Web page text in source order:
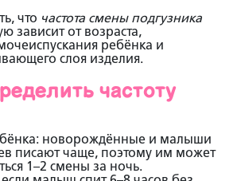
что частота смены подгузника
зависит от возраста,
ребёнка и
слоя изделия.
частоту
новорождённые и малыши
писают чаще, поэтому им может
1–2 смены за ночь.